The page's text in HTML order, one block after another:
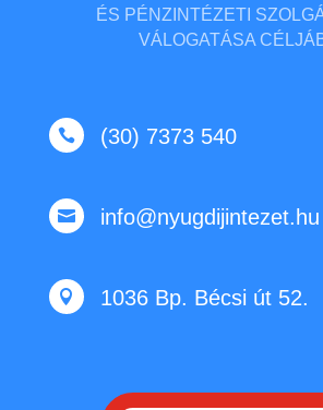
ÉS PÉNZINTÉZETI
VÁLOGATÁSA
 (30) 7373 540
 info@nyugdijintezet.hu
 1036 Bp. Bécsi út 52.